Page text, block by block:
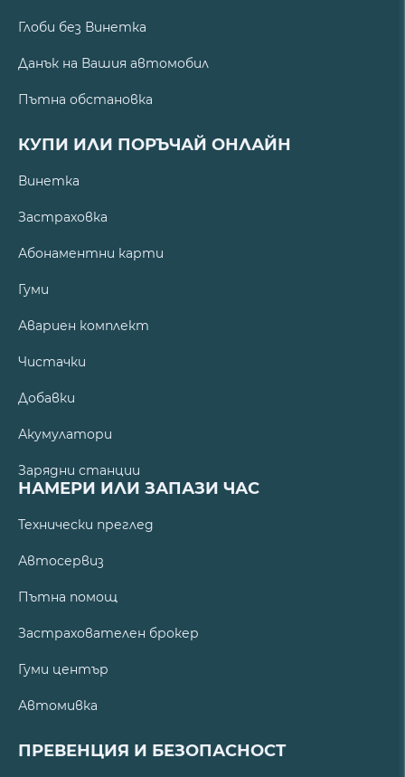
Глоби без Винетка
Данък на Вашия автомобил
Пътна обстановка
КУПИ ИЛИ ПОРЪЧАЙ ОНЛАЙН
Винетка
Застраховка
Абонаментни карти
Гуми
Авариен комплект
Чистачки
Добавки
Акумулатори
Зарядни станции
НАМЕРИ ИЛИ ЗАПАЗИ ЧАС
Технически преглед
Автосервиз
Пътна помощ
Застрахователен брокер
Гуми център
Автомивка
ПРЕВЕНЦИЯ И БЕЗОПАСНОСТ